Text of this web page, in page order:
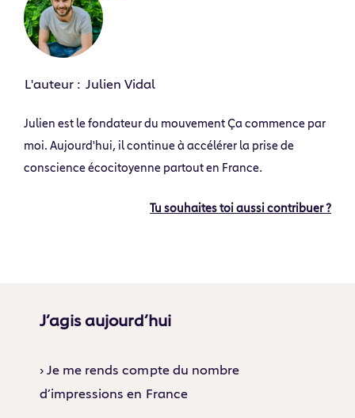
L'auteur : Julien Vidal
Julien est le fondateur du mouvement Ça commence par
moi. Aujourd'hui, il continue à accélérer la prise de
conscience écocitoyenne partout en France.
Tu souhaites toi aussi contribuer ?
J’agis aujourd’hui
› Je me rends compte du nombre
d’impressions en France